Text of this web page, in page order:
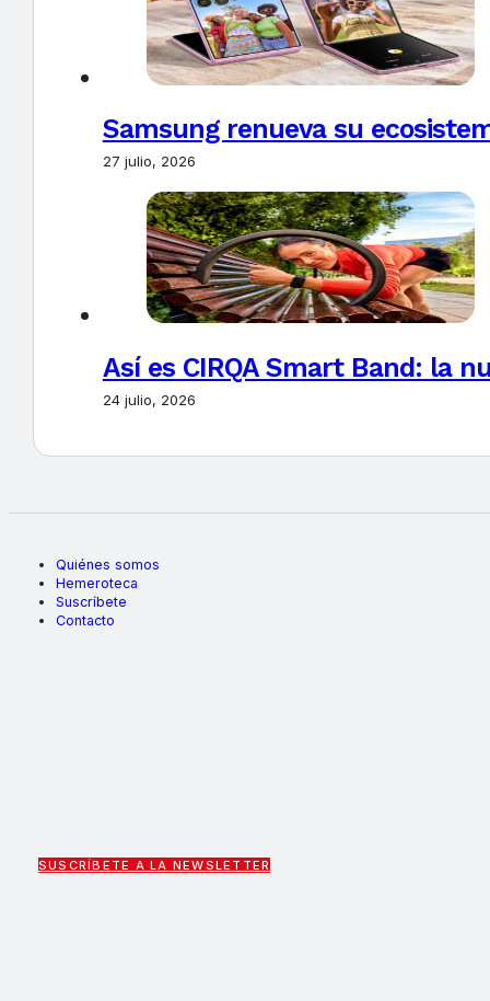
Samsung renueva su
27 julio, 2026
Así es CIRQA Smart Band: la
24 julio, 2026
Quiénes somos
Hemeroteca
Suscríbete
Contacto
SUSCRÍBETE A LA NEWSLETTER